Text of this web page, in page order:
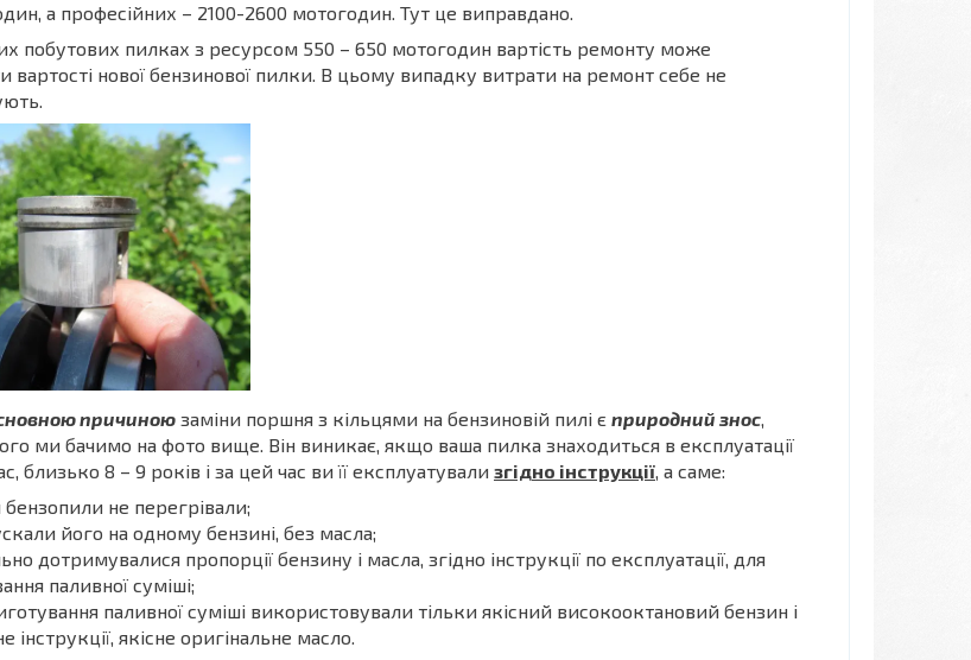
а професійних – 2100-2600 мотогодин. Тут це виправдано.
побутових пилках з ресурсом 550 – 650 мотогодин вартість ремонту може
вартості нової бензинової пилки. В цьому випадку витрати на ремонт себе не
причиною заміни поршня з кільцями на бензиновій пилі є природний знос,
ми бачимо на фото вище. Він виникає, якщо ваша пилка знаходиться в експлуатації
близько 8 – 9 років і за цей час ви її експлуатували згідно інструкції, а саме:
не перегрівали;
його на одному бензині, без масла;
дотримувалися пропорції бензину і масла, згідно інструкції по експлуатації, для
паливної суміші;
паливної суміші використовували тільки якісний високооктановий бензин і
інструкції, якісне оригінальне масло.